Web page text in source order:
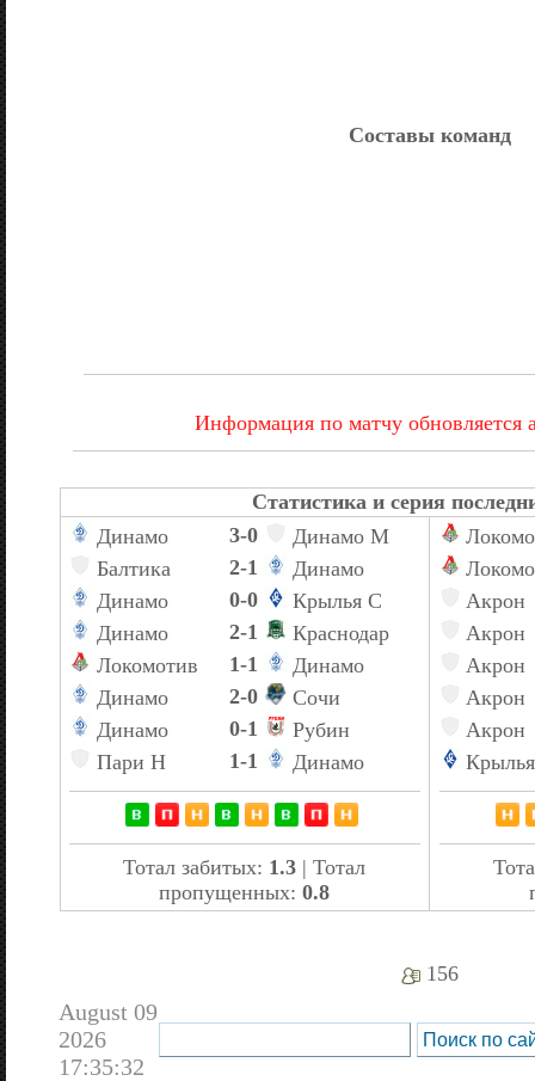
Составы команд
Информация по матчу обновляется
Статистика и серия
Динамо
3-0
Динамо М
Балтика
2-1
Динамо
Динамо
0-0
Крылья С
Динамо
2-1
Краснодар
Локомотив
1-1
Динамо
Динамо
2-0
Сочи
Динамо
0-1
Рубин
Пари Н
1-1 Динамо
Тотал забитых: 1.3 | Тотал
пропущенных:0.8
Акрон
Акрон
Акрон
Акрон
Акрон
156
August 09
2026
17:35:32